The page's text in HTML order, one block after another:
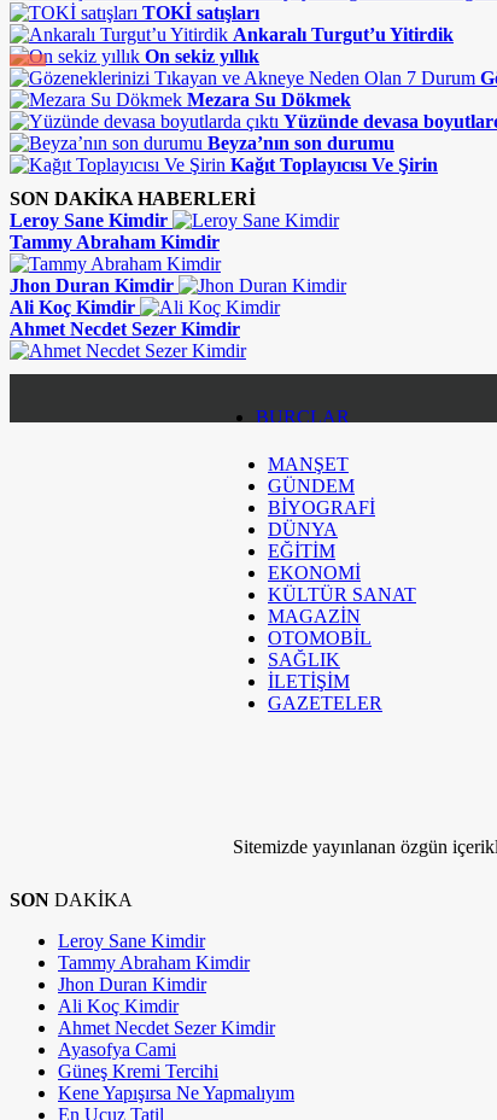
TOKİ satışları
Ankaralı Turgut’u Yitirdik
On sekiz yıllık
Mezara Su Dökmek
Yüzünde devasa
Beyza’nın son durumu
Kağıt Toplayıcısı Ve Şirin
SON DAKİKA HABERLERİ
Leroy Sane Kimdir
Tammy Abraham Kimdir
Jhon Duran Kimdir
Ali Koç Kimdir
Ahmet Necdet Sezer Kimdir
BURÇLAR
KÜNYE
İLETİŞİM
MANŞET
GÜNDEM
BİYOGRAFİ
DÜNYA
EĞİTİM
EKONOMİ
KÜLTÜR SANAT
MAGAZİN
OTOMOBİL
SAĞLIK
İLETİŞİM
GAZETELER
Sitemizde yayınlanan özgün
SON DAKİKA
Leroy Sane Kimdir
Tammy Abraham Kimdir
Jhon Duran Kimdir
Ali Koç Kimdir
Ahmet Necdet Sezer Kimdir
Ayasofya Cami
Güneş Kremi Tercihi
Kene Yapışırsa Ne Yapmalıyım
En Ucuz Tatil